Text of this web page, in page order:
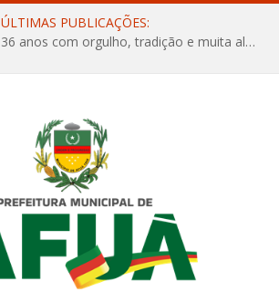
ÚLTIMAS PUBLICAÇÕES:
Afuá comemora 136 anos com orgulho, tradição e muita alegria na Quadra Dr. Nelson Salomão